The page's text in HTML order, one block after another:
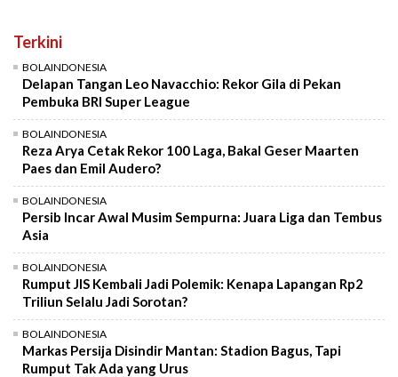
Terkini
BOLAINDONESIA
Delapan Tangan Leo Navacchio: Rekor Gila di Pekan
Pembuka BRI Super League
BOLAINDONESIA
Reza Arya Cetak Rekor 100 Laga, Bakal Geser Maarten
Paes dan Emil Audero?
BOLAINDONESIA
Persib Incar Awal Musim Sempurna: Juara Liga dan Tembus
Asia
BOLAINDONESIA
Rumput JIS Kembali Jadi Polemik: Kenapa Lapangan Rp2
Triliun Selalu Jadi Sorotan?
BOLAINDONESIA
Markas Persija Disindir Mantan: Stadion Bagus, Tapi
Rumput Tak Ada yang Urus